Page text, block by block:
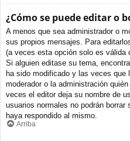
¿Cómo se puede editar o
A menos que sea administrador o
sus propios mensajes. Para
(a veces esta opción solo es válida
Si alguien editase su tema,
ha sido modificado y las veces que
moderador o la administración
veces el editor deja su nombre de
usuarios normales no podrán
haya respondido al mismo.
Arriba